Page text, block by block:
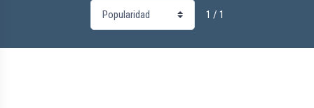
1 / 1